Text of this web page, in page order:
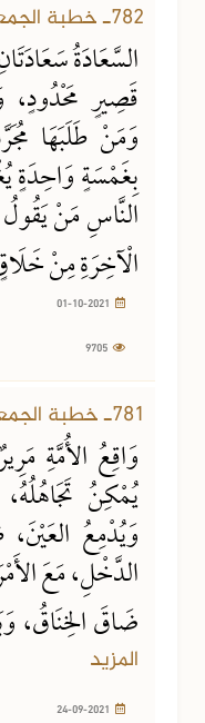
782ـ خطبة الجمعة: السعادة سعادتان
السَّعَادَةُ
قَصِيرٍ مَحْدُودٍ،
وَمَنْ طَلَبَهَا
بِغَمْسَةٍ وَاحِدَةٍ
النَّاسِ مَنْ يَقُولُ
الْآخِرَةِ مِنْ
781ـ خطبة الجمعة: علاج واقعنا المرير
وَاقِعُ الأُمَّةِ
يُمْكِنُ
وَيُدْمِعُ
الدَّخْلِ، مَعَ
ضَاقَ الخِنَاقُ،
المزيد